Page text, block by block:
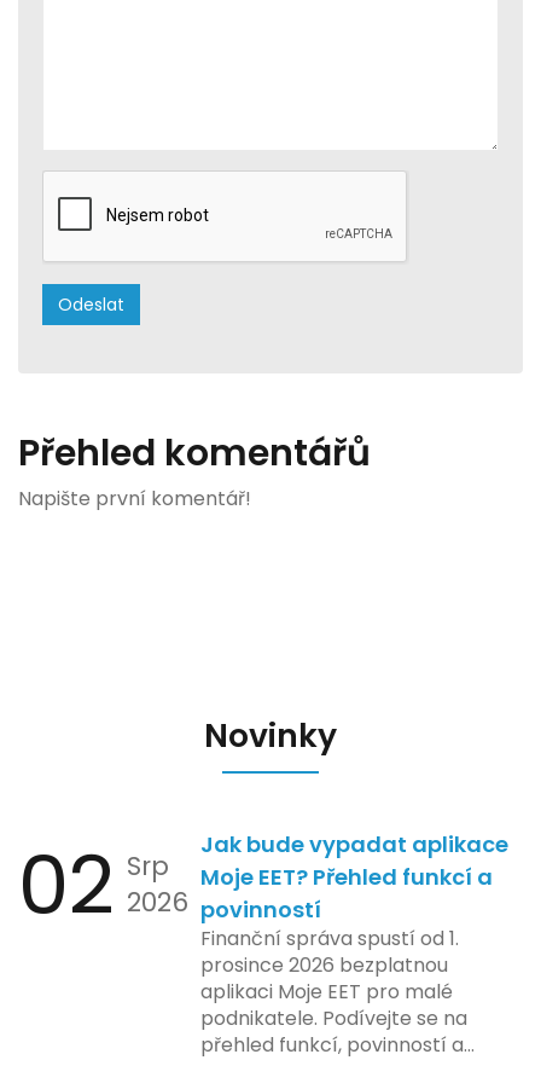
Přehled komentářů
Napište první komentář!
Novinky
02 Srp
2026
Jak bude vypadat aplikace
Moje EET? Přehled funkcí a
povinností
Finanční správa spustí od 1.
prosince 2026 bezplatnou
aplikaci Moje EET pro malé
podnikatele. Podívejte se na
přehled funkcí, povinností a